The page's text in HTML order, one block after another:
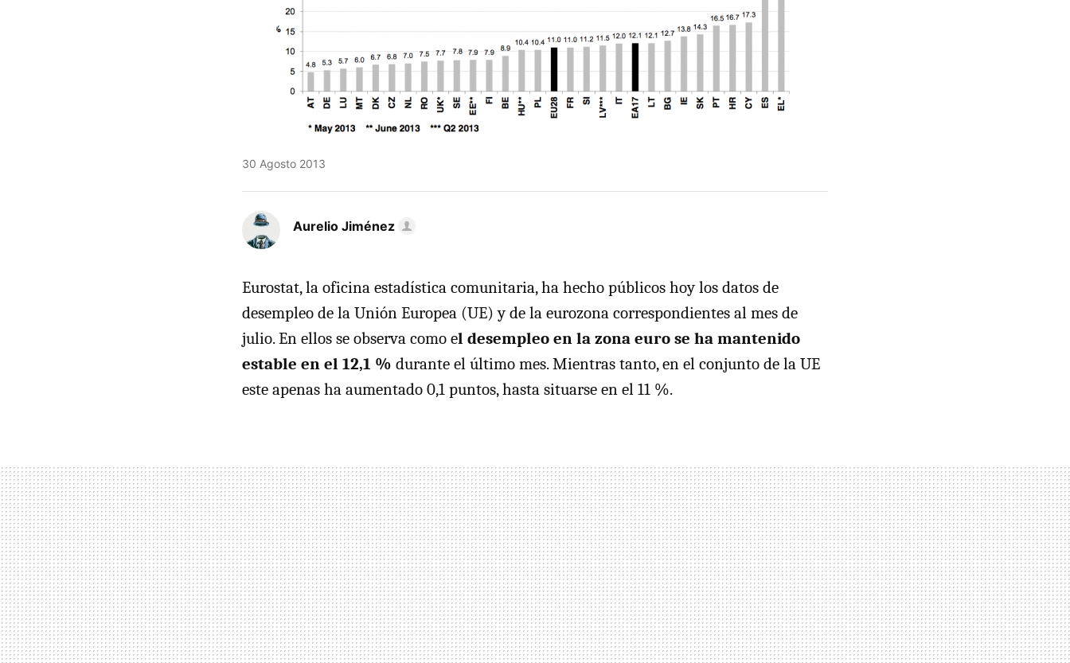
30 Agosto 2013
Aurelio Jiménez
Eurostat, la oficina estadística comunitaria, ha hecho públicos hoy los datos de
desempleo de la Unión Europea (UE) y de la eurozona correspondientes al mes de
julio. En ellos se observa como el desempleo en la zona euro se ha mantenido
estable en el 12,1 % durante el último mes. Mientras tanto, en el conjunto de la UE
este apenas ha aumentado 0,1 puntos, hasta situarse en el 11 %.